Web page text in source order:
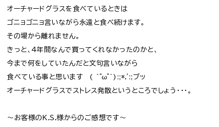
オーチャードグラスを食べているときは
ゴニョゴニョ言いながら永遠と食べ続けます。
その場から離れません。
きっと、4年間なんで買ってくれなかったのかと、
今まで何をしていたんだと文句言いながら
食べている事と思います ( ´゜ω゜｀):;*.':;ブッ
オーチャードグラスでストレス発散というところでしょう・・・。
～お客様のK.S.様からのご感想です～